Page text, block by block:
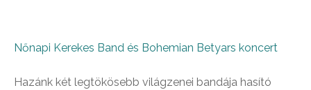
Nőnapi Kerekes Band és Bohemian Betyars koncert
Hazánk két legtökösebb világzenei bandája hasító